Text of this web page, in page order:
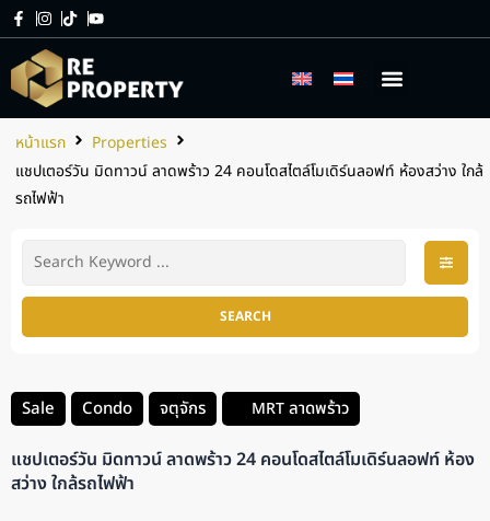
หน้าแรก
Properties
แชปเตอร์วัน มิดทาวน์ ลาดพร้าว 24 คอนโดสไตล์โมเดิร์นลอฟท์ ห้องสว่าง ใกล้
รถไฟฟ้า
SEARCH
Sale Condo จตุจักร MRTลาดพร้าว
แชปเตอร์วัน มิดทาวน์ ลาดพร้าว 24 คอนโดสไตล์โมเดิร์นลอฟท์ ห้อง
สว่าง ใกล้รถไฟฟ้า